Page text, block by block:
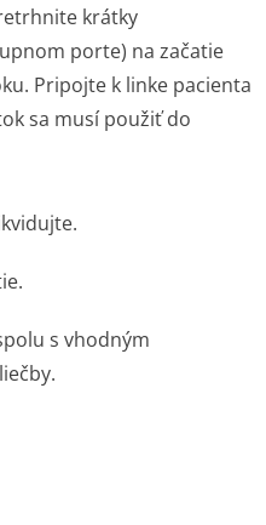
krátky
porte) na začatie
Pripojte k linke pacienta
sa musí použiť do
s vhodným